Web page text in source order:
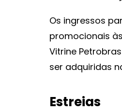
Os ingressos
promocionais
Vitrine
ser adquiridas
Estreias